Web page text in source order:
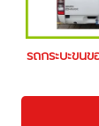
รถกระบะขน